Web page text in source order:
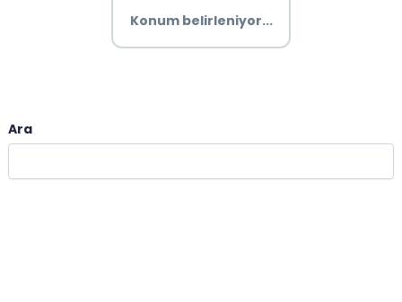
Konum belirleniyor...
Ara